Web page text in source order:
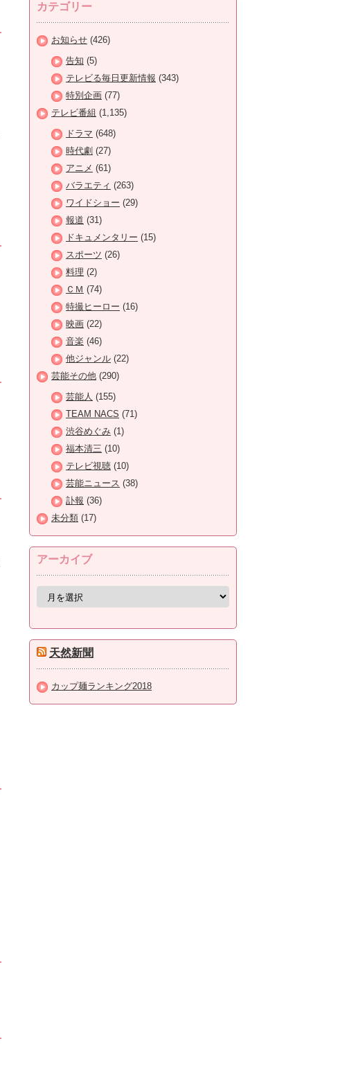
カテゴリー
お知らせ (426)
告知 (5)
テレビる毎日更新情報 (343)
特別企画 (77)
テレビ番組 (1,135)
ドラマ (648)
時代劇 (27)
アニメ (61)
バラエティ (263)
ワイドショー (29)
報道 (31)
ドキュメンタリー (15)
スポーツ (26)
料理 (2)
ＣＭ (74)
特撮ヒーロー (16)
映画 (22)
音楽 (46)
他ジャンル (22)
芸能その他 (290)
芸能人 (155)
TEAM NACS (71)
渋谷めぐみ (1)
福本清三 (10)
テレビ視聴 (10)
芸能ニュース (38)
訃報 (36)
未分類 (17)
アーカイブ
ー
イ
ブ
天然新聞
カップ麺ランキング2018